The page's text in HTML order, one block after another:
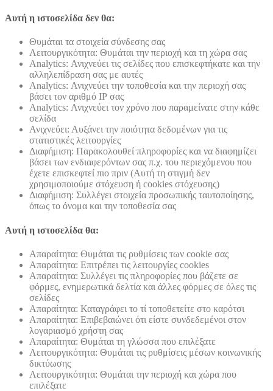
Αυτή η ιστοσελίδα δεν θα:
Θυμάται τα στοιχεία σύνδεσης σας
Λειτουργικότητα: Θυμάται την περιοχή και τη χώρα σας
Analytics: Ανιχνεύει τις σελίδες που επισκεφτήκατε και την
αλληλεπίδραση σας με αυτές
Analytics: Ανιχνεύει την τοποθεσία και την περιοχή σας
βάσει τον αριθμό ΙΡ σας
Analytics: Ανιχνεύει τον χρόνο που παραμείνατε στην κάθε
σελίδα
Ανιχνεύει: Αυξάνει την ποιότητα δεδομένων για τις
στατιστικές λειτουργίες
Διαφήμιση: Παρακολουθεί πληροφορίες και να διαφημίζει
βάσει των ενδιαφερόντων σας π.χ. του περιεχόμενου που
έχετε επισκεφτεί πιο πριν (Αυτή τη στιγμή δεν
χρησιμοποιούμε στόχευση ή cookies στόχευσης)
Διαφήμιση: Συλλέγει στοιχεία προσωπικής ταυτοποίησης,
όπως το όνομα και την τοποθεσία σας
Αυτή η ιστοσελίδα θα:
Απαραίτητα: Θυμάται τις ρυθμίσεις των cookie σας
Απαραίτητα: Επιτρέπει τις λειτουργίες cookies
Απαραίτητα: Συλλέγει τις πληροφορίες που βάζετε σε
φόρμες, ενημερωτικά δελτία και άλλες φόρμες σε όλες τις
σελίδες
Απαραίτητα: Καταγράφει το τί τοποθετείτε στο καρότσι
Απαραίτητα: Επιβεβαιώνει ότι είστε συνδεδεμένοι στον
λογαριασμό χρήστη σας
Απαραίτητα: Θυμάται τη γλώσσα που επιλέξατε
Λειτουργικότητα: Θυμάται τις ρυθμίσεις μέσων κοινωνικής
δικτύωσης
Λειτουργικότητα: Θυμάται την περιοχή και χώρα που
επιλέξατε